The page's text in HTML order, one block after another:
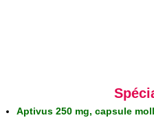
Aptivus 250 mg, capsule